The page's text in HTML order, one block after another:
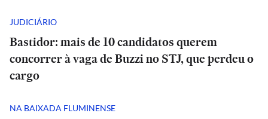
JUDICIÁRIO
Bastidor: mais de 10 candidatos querem
concorrer à vaga de Buzzi no STJ, que perdeu o
cargo
NA BAIXADA FLUMINENSE